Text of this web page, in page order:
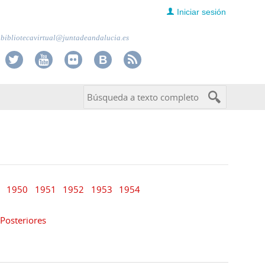
Iniciar sesión
bibliotecavirtual@juntadeandalucia.es
1950 1951 1952 1953 1954
Posteriores